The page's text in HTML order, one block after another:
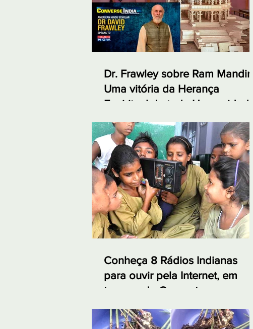
Dr. Frawley sobre Ram Mandir:
Uma vitória da Herança
Espiritual de toda Humanidade
Conheça 8 Rádios Indianas
para ouvir pela Internet, em
tempos de Quarentena